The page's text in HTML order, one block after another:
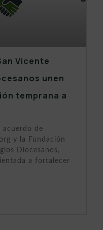
Vicente
unen
temprana a
acuerdo de
y la Fundación
Diocesanos,
a fortalecer